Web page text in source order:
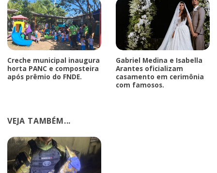
Creche municipal inaugura
horta PANC e composteira
após prêmio do FNDE.
Gabriel Medina e Isabella
Arantes oficializam
casamento em cerimônia
com famosos.
VEJA TAMBÉM...